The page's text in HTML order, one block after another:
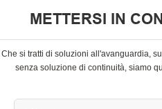
METTERSI IN
Che si tratti di soluzioni all'avanguardia,
senza soluzione di continuità, siamo